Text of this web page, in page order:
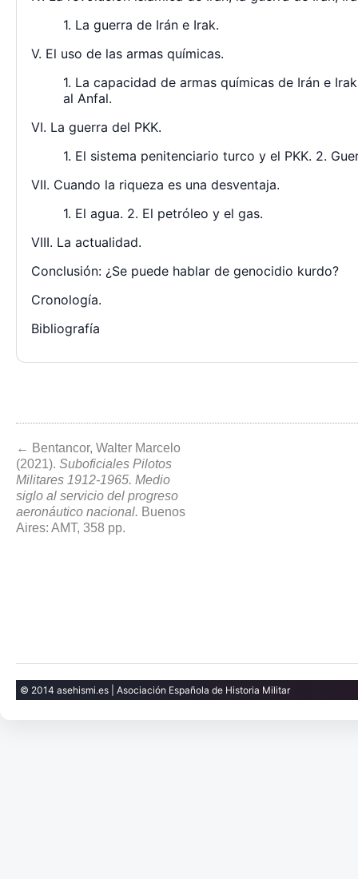
1. La guerra de Irán e Irak.
V. El uso de las armas químicas.
1. La capacidad de armas químicas de Irán e
al Anfal.
VI. La guerra del PKK.
1. El sistema penitenciario turco y el PKK. 2.
VII. Cuando la riqueza es una desventaja.
1. El agua. 2. El petróleo y el gas.
VIII. La actualidad.
Conclusión: ¿Se puede hablar de genocidio kurdo?
Cronología.
Bibliografía
← Bentancor, Walter Marcelo
(2021). Suboficiales Pilotos
Militares 1912-1965. Medio
siglo al servicio del progreso
aeronáutico nacional. Buenos
Aires: AMT, 358 pp.
© 2014 asehismi.es | Asociación Española de Historia Militar